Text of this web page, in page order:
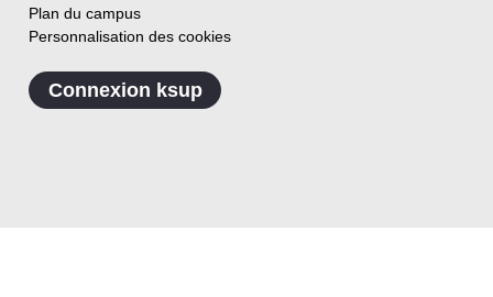
Plan du campus
Personnalisation des cookies
Connexion ksup